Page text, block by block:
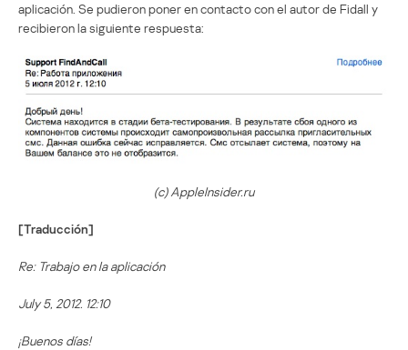
aplicación. Se pudieron poner en contacto con el autor de Fidall y
recibieron la siguiente respuesta:
(c) AppleInsider.ru
[Traducción]
Re: Trabajo en la aplicación
July 5, 2012. 12:10
¡Buenos días!